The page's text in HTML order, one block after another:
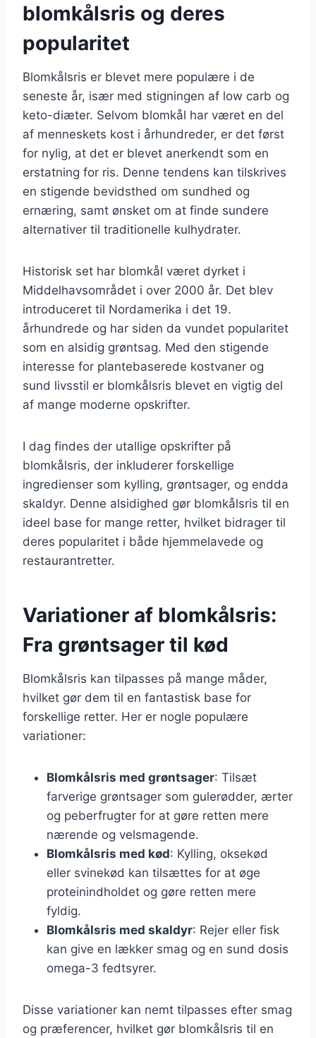
blomkålsris og deres
popularitet
Blomkålsris er blevet mere populære i de
seneste år, især med stigningen af low carb og
keto-diæter. Selvom blomkål har været en del
af menneskets kost i århundreder, er det først
for nylig, at det er blevet anerkendt som en
erstatning for ris. Denne tendens kan tilskrives
en stigende bevidsthed om sundhed og
ernæring, samt ønsket om at finde sundere
alternativer til traditionelle kulhydrater.
Historisk set har blomkål været dyrket i
Middelhavsområdet i over 2000 år. Det blev
introduceret til Nordamerika i det 19.
århundrede og har siden da vundet popularitet
som en alsidig grøntsag. Med den stigende
interesse for plantebaserede kostvaner og
sund livsstil er blomkålsris blevet en vigtig del
af mange moderne opskrifter.
I dag findes der utallige opskrifter på
blomkålsris, der inkluderer forskellige
ingredienser som kylling, grøntsager, og endda
skaldyr. Denne alsidighed gør blomkålsris til en
ideel base for mange retter, hvilket bidrager til
deres popularitet i både hjemmelavede og
restaurantretter.
Variationer af blomkålsris:
Fra grøntsager til kød
Blomkålsris kan tilpasses på mange måder,
hvilket gør dem til en fantastisk base for
forskellige retter. Her er nogle populære
variationer:
Blomkålsris med grøntsager: Tilsæt
farverige grøntsager som gulerødder, ærter
og peberfrugter for at gøre retten mere
nærende og velsmagende.
Blomkålsris med kød: Kylling, oksekød
eller svinekød kan tilsættes for at øge
proteinindholdet og gøre retten mere
fyldig.
Blomkålsris med skaldyr: Rejer eller fisk
kan give en lækker smag og en sund dosis
omega-3 fedtsyrer.
Disse variationer kan nemt tilpasses efter smag
og præferencer, hvilket gør blomkålsris til en